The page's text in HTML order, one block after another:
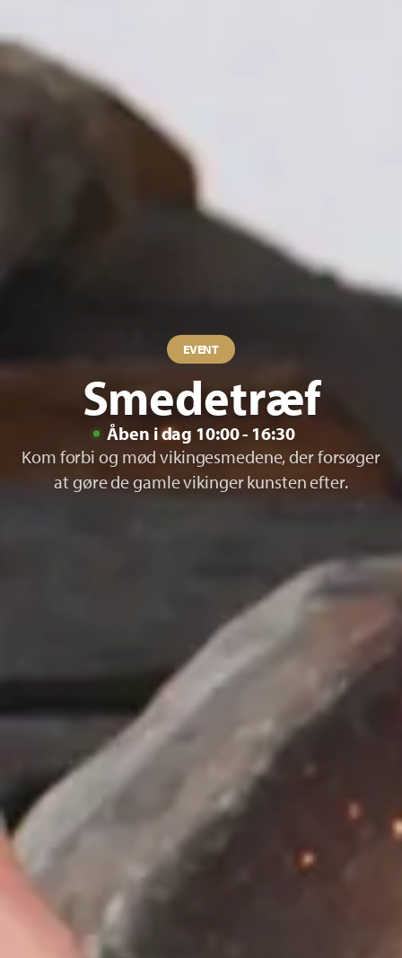
EVENT
Smedetræf
Åben i dag 10:00 - 16:30
Kom forbi og mød vikingesmedene, der forsøger
at gøre de gamle vikinger kunsten efter.